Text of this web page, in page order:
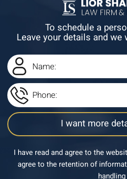
To schedule a
Leave your details and
I have read and agree to the
agree to the retention of